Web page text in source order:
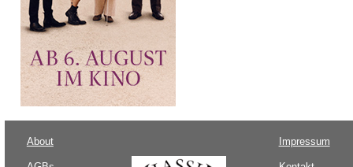
About Impressum